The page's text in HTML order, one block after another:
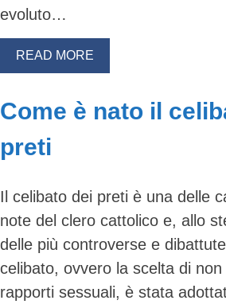
evoluto…
READ MORE
Come è nato il
preti
Il celibato dei preti è una delle
note del clero cattolico e, allo
delle più controverse e
celibato, ovvero la scelta di
rapporti sessuali, è stata